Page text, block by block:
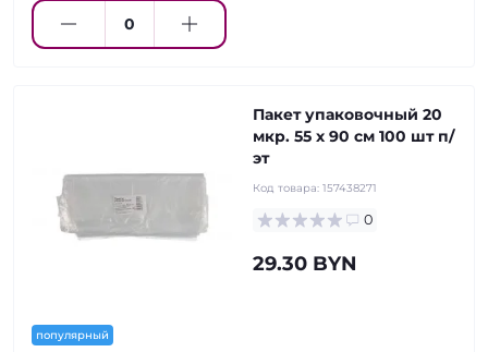
популярный
Пакет упаковочный 20
мкр. 55 х 90 см 100 шт п/
эт
Код товара: 157438271
0
29.30 BYN